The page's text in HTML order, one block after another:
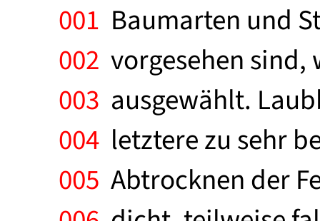
001 Baumarten und
002 vorgesehen sind,
003 ausgewählt.
004 letztere zu sehr
005 Abtrocknen der